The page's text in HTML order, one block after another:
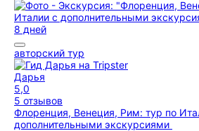
8 дней
авторский тур
Дарья
5,0
5 отзывов
Флоренция, Венеция, Рим: тур по
дополнительными экскурсиями